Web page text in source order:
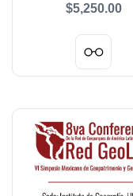
GEOPATRIMONIO Y
$5,250.00